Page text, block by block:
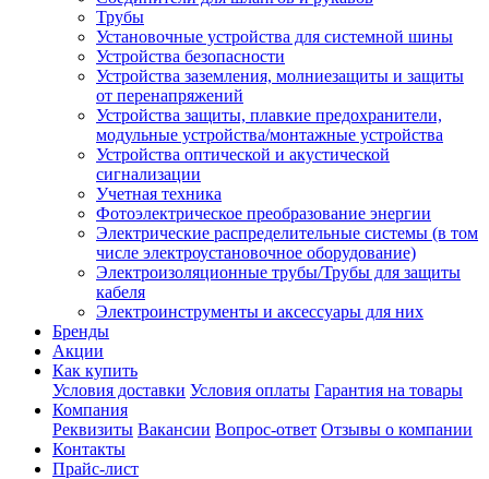
Трубы
Установочные устройства для системной шины
Устройства безопасности
Устройства заземления, молниезащиты и защиты
от перенапряжений
Устройства защиты, плавкие предохранители,
модульные устройства/монтажные устройства
Устройства оптической и акустической
сигнализации
Учетная техника
Фотоэлектрическое преобразование энергии
Электрические распределительные системы (в том
числе электроустановочное оборудование)
Электроизоляционные трубы/Трубы для защиты
кабеля
Электроинструменты и аксессуары для них
Бренды
Акции
Как купить
Условия доставки Условия оплаты Гарантия на товары
Компания
Реквизиты Вакансии Вопрос-ответ Отзывы о компании
Контакты
Прайс-лист